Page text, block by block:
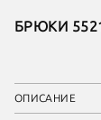
БРЮКИ
ОПИСАНИЕ